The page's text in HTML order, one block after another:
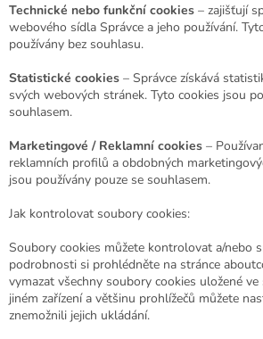
Technické nebo funkční cookies – zajišťují
webového sídla Správce a jeho používání.
používány bez souhlasu.
Statistické cookies – Správce získává
svých webových stránek. Tyto cookies jsou
souhlasem.
Marketingové / Reklamní cookies –
reklamních profilů a obdobných
jsou používány pouze se souhlasem.
Jak kontrolovat soubory cookies:
Soubory cookies můžete kontrolovat a/nebo
podrobnosti si prohlédněte na stránce
vymazat všechny soubory cookies uložené
jiném zařízení a většinu prohlížečů můžete
znemožnili jejich ukládání.